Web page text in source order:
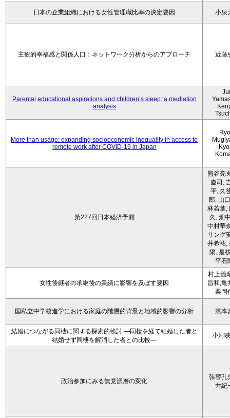
日本の企業組織における女性管理職比率の決定要因 小泉
主観的幸福感と関係人口：ネットワーク分析からのアプローチ 近藤
Parental educational aspirations and children’s sleep: a mediation
analysis
More than usage: expanding socioeconomic inequality in access to
remote work after COVID-19 in Japan
第227回日本経済予測
熊谷亮
慶司,
平, 久
郎, 山
林若葉,
久, 畑
中村華
リング
井希祐,
陽, 是
平石
女性後継者の承継後の業績に影響を及ぼす要因
村上義
昌和,亀
栗岡
国私立中学校進学における家庭の階層的背景と地域的影響の分析 濱本
結婚につながる同棲に関する探索的検討 ―同棲を経て結婚した者と
結婚せず同棲を解消した者との比較―
小河
政治参加にみる無党派層の変化
張替孔
井紀